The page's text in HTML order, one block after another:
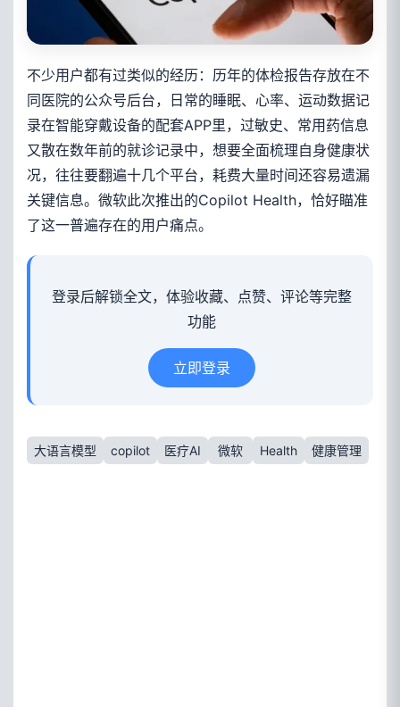
不少用户都有过类似的经历：历年的体检报告存放在不
同医院的公众号后台，日常的睡眠、心率、运动数据记
录在智能穿戴设备的配套APP里，过敏史、常用药信息
又散在数年前的就诊记录中，想要全面梳理自身健康状
况，往往要翻遍十几个平台，耗费大量时间还容易遗漏
关键信息。微软此次推出的Copilot Health，恰好瞄准
了这一普遍存在的用户痛点。
登录后解锁全文，体验收藏、点赞、评论等完整
功能
立即登录
大语言模型 copilot 医疗AI 微软 Health 健康管理